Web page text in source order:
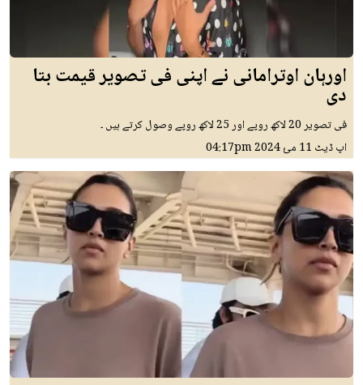
اورہان اوترامانی نے اپنی فی تصویر قیمت بتا
دی
فی تصویر 20 لاکھ روپے اور 25 لاکھ روپے وصول کرتے ہیں ۔
اپ ڈیٹ 11 مئ 2024 04:17pm